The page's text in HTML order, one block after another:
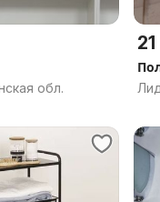
обл.